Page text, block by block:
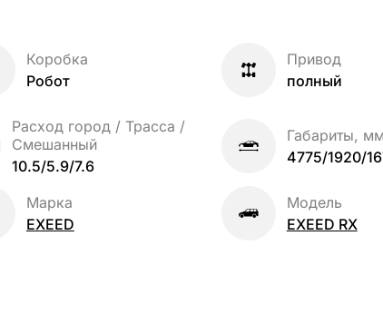
Коробка
Робот
Привод
полный
Расход город / Трасса /
Смешанный
10.5/5.9/7.6
Габариты, мм
4775/1920/
Марка
EXEED
Модель
EXEED RX